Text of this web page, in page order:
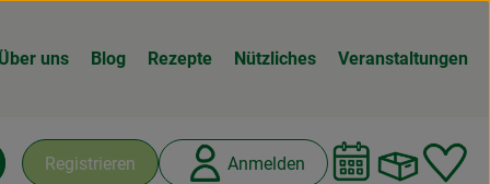
Über uns Blog Rezepte Nützliches Veranstaltungen
Registrieren Anmelden